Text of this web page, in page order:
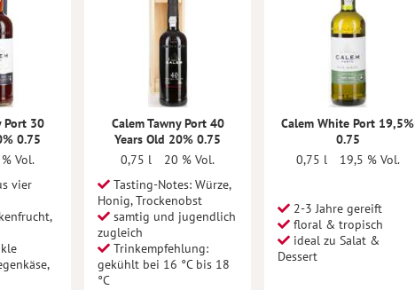
Port 30
0.75
Vol.
vier
Calem Tawny Port 40
Years Old 20% 0.75
0,75 l
20 % Vol.
Tasting-Notes: Würze,
Honig, Trockenobst
samtig und jugendlich
zugleich
Trinkempfehlung:
gekühlt bei 16 °C bis 18
°C
Calem White Port 19,5%
0.75
0,75 l
19,5 % Vol.
2-3 Jahre gereift
floral & tropisch
ideal zu Salat &
Dessert